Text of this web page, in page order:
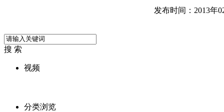
发布时间：2013年
搜 索
视频
分类浏览